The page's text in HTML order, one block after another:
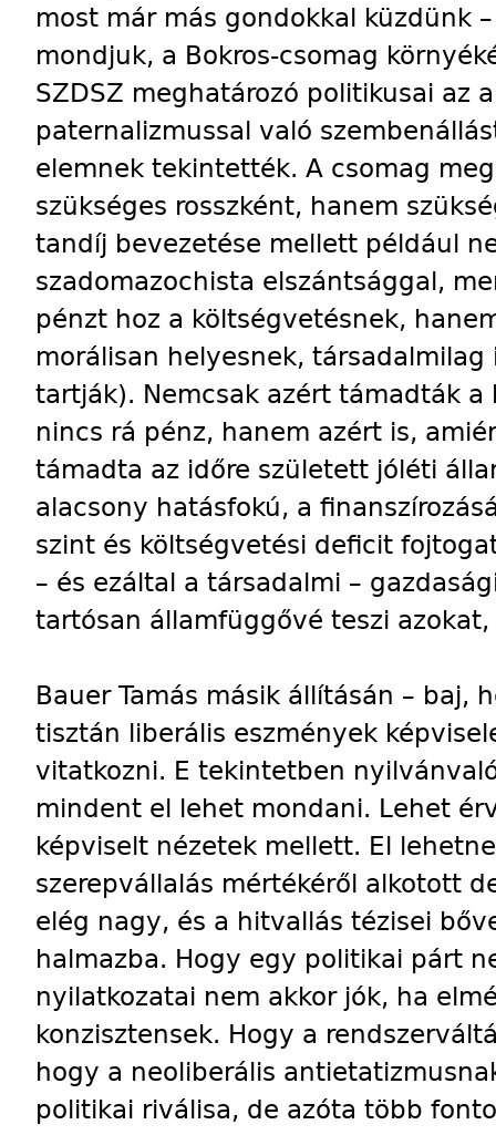
most már más gondokkal küzdünk
mondjuk, a Bokros-csomag
SZDSZ meghatározó politikusai az
paternalizmussal való
elemnek tekintették. A csomag
szükséges rosszként, hanem
tandíj bevezetése mellett például
szadomazochista elszántsággal,
pénzt hoz a költségvetésnek,
morálisan helyesnek,
tartják). Nemcsak azért támadták
nincs rá pénz, hanem azért is,
támadta az időre született jóléti
alacsony hatásfokú, a
szint és költségvetési deficit
– és ezáltal a társadalmi –
tartósan államfüggővé teszi
Bauer Tamás másik állításán – baj,
tisztán liberális eszmények
vitatkozni. E tekintetben
mindent el lehet mondani. Lehet
képviselt nézetek mellett. El
szerepvállalás mértékéről alkotott
elég nagy, és a hitvallás tézisei
halmazba. Hogy egy politikai párt
nyilatkozatai nem akkor jók, ha
konzisztensek. Hogy a
hogy a neoliberális
politikai riválisa, de azóta több